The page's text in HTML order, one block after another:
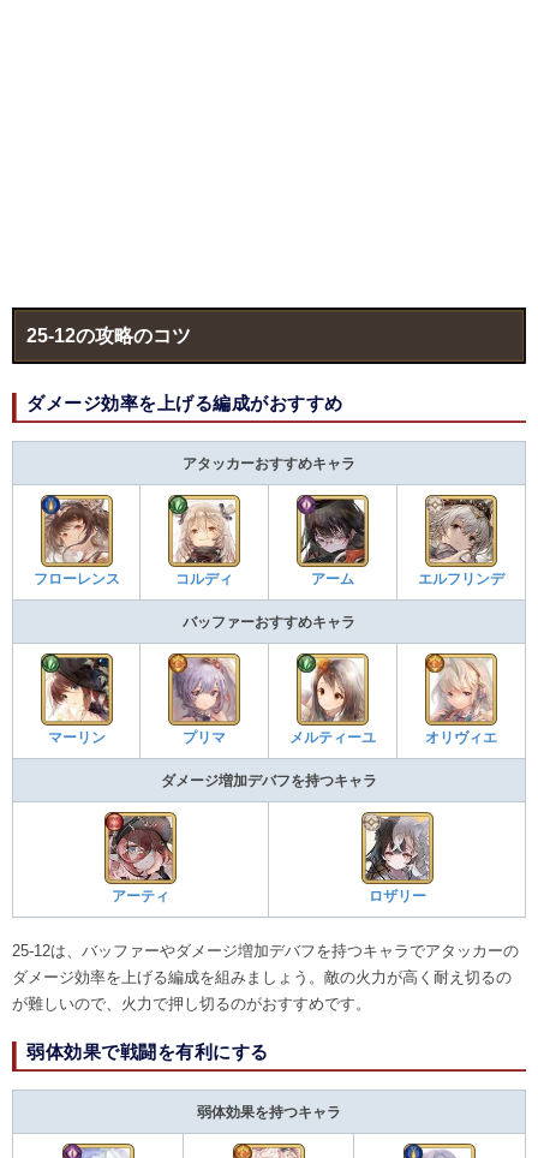
25-12の攻略のコツ
ダメージ効率を上げる編成がおすすめ
アタッカーおすすめキャラ
フローレンス コルディ アーム エルフリンデ
バッファーおすすめキャラ
マーリン プリマ メルティーユ オリヴィエ
ダメージ増加デバフを持つキャラ
アーティ ロザリー
25-12は、バッファーやダメージ増加デバフを持つキャラでアタッカーの
ダメージ効率を上げる編成を組みましょう。敵の火力が高く耐え切るの
が難しいので、火力で押し切るのがおすすめです。
弱体効果で戦闘を有利にする
弱体効果を持つキャラ